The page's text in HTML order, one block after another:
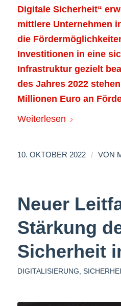
Digitale Sicherheit“
mittlere Unternehmen
die
Investitionen in eine
Infrastruktur gezielt
des Jahres 2022
Millionen Euro an
Weiterlesen
10. OKTOBER 2022 / VON
Neuer
Stärkung
Sicherheit
DIGITALISIERUNG